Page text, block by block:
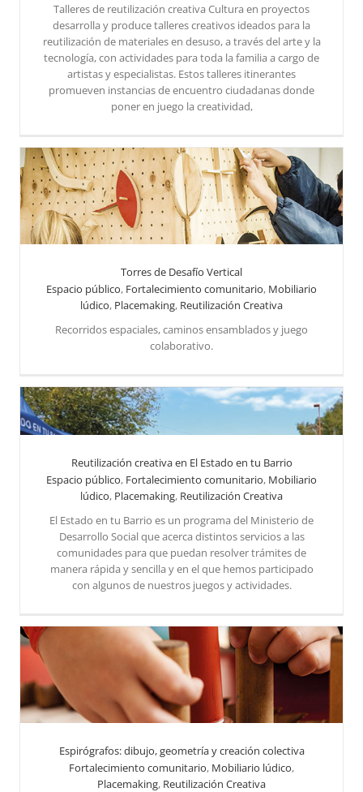
Talleres de reutilización creativa Cultura en proyectos
desarrolla y produce talleres creativos ideados para la
reutilización de materiales en desuso, a través del arte y la
tecnología, con actividades para toda la familia a cargo de
artistas y especialistas. Estos talleres itinerantes
promueven instancias de encuentro ciudadanas donde
poner en juego la creatividad,
Torres de Desafío Vertical
Espacio público, Fortalecimiento comunitario, Mobiliario
lúdico, Placemaking, Reutilización Creativa
Recorridos espaciales, caminos ensamblados y juego
colaborativo.
Reutilización creativa en El Estado en tu Barrio
Espacio público, Fortalecimiento comunitario, Mobiliario
lúdico, Placemaking, Reutilización Creativa
El Estado en tu Barrio es un programa del Ministerio de
Desarrollo Social que acerca distintos servicios a las
comunidades para que puedan resolver trámites de
manera rápida y sencilla y en el que hemos participado
con algunos de nuestros juegos y actividades.
Espirógrafos: dibujo, geometría y creación colectiva
Fortalecimiento comunitario, Mobiliario lúdico,
Placemaking, Reutilización Creativa